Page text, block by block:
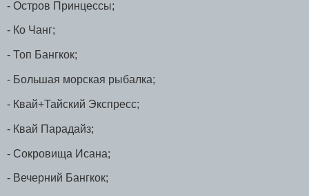
- Остров Принцессы;
- Ко Чанг;
- Топ Бангкок;
- Большая морская рыбалка;
- Квай+Тайский Экспресс;
- Квай Парадайз;
- Сокровища Исана;
- Вечерний Бангкок;